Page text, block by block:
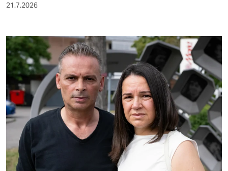
21.7.2026